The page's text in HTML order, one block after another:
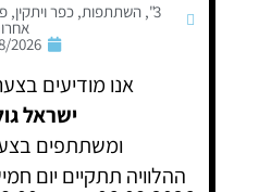
3"
, השתתפות, כפר ויתקין,
2026
אנו מודיעים
ישראל
ומשתתפים
ההלוויה תתקיים יום